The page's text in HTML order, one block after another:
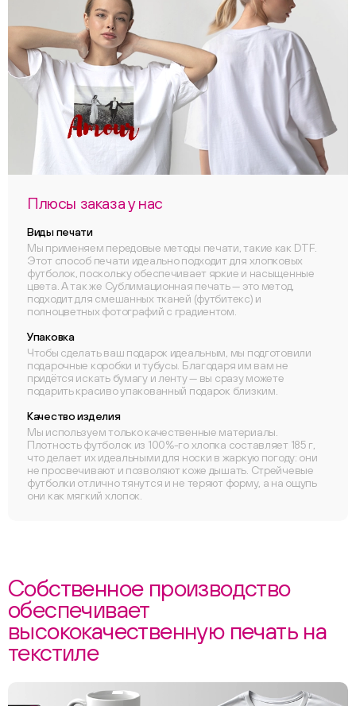
Плюсы заказа у нас
Виды печати
Мы применяем передовые методы печати, такие как DTF.
Этот способ печати идеально подходит для хлопковых
футболок, поскольку обеспечивает яркие и насыщенные
цвета. А так же Сублимационная печать — это метод,
подходит для смешанных тканей (футбитекс) и
полноцветных фотографий с градиентом.
Упаковка
Чтобы сделать ваш подарок идеальным, мы подготовили
подарочные коробки и тубусы. Благодаря им вам не
придётся искать бумагу и ленту — вы сразу можете
подарить красиво упакованный подарок близким.
Качество изделия
Мы используем только качественные материалы.
Плотность футболок из 100%-го хлопка составляет 185 г,
что делает их идеальными для носки в жаркую погоду: они
не просвечивают и позволяют коже дышать. Стрейчевые
футболки отлично тянутся и не теряют форму, а на ощупь
они как мягкий хлопок.
Собственное производство
обеспечивает
высококачественную печать на
текстиле